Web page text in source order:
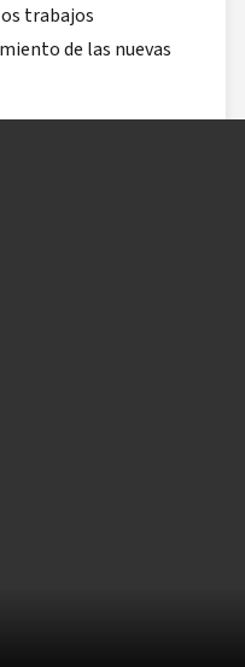
trabajos
de las nuevas